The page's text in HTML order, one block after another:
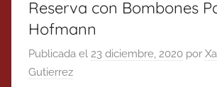
Reserva con Bombones
Hofmann
Publicada el 23 diciembre, 2020 por
Gutierrez